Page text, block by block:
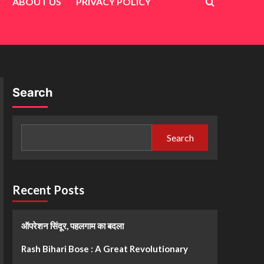
Search
Search
Recent Posts
ऑपरेशन सिंदूर, पहलगाम का बदला
Rash Bihari Bose : A Great Revolutionary